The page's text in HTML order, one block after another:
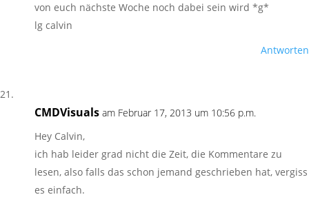
von euch nächste Woche noch dabei sein wird *g*
lg calvin
Antworten
CMDVisuals am Februar 17, 2013 um 10:56 p.m.
Hey Calvin,
ich hab leider grad nicht die Zeit, die Kommentare zu
lesen, also falls das schon jemand geschrieben hat, vergiss
es einfach.